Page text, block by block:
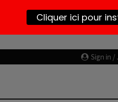
Sign in /
Cliquer ici pour